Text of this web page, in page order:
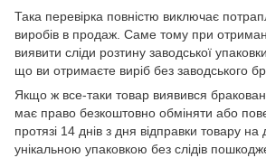
Така перевірка повністю виключає
виробів в продаж. Саме тому при
виявити сліди розтину заводської
що ви отримаєте виріб без заводського
Якщо ж все-таки товар виявився
має право безкоштовно обміняти або
протязі 14 днів з дня відправки товару на
унікальною упаковкою без слідів